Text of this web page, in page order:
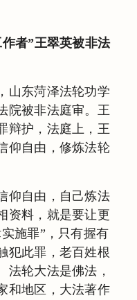
者”王翠英被非法
山东菏泽法轮功学
院被非法庭审。王
辩护，法庭上，王
仰自由，修炼法轮
仰自由，自己炼法
资料，就是要让更
施罪”，只有握有
犯此罪，老百姓根
法轮大法是佛法，
和地区，大法著作